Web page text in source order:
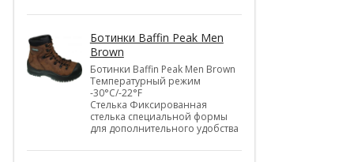
Ботинки Baffin Peak Men
Brown
Ботинки Baffin Peak Men Brown
Температурный режим
-30°С/-22°F
Стелька Фиксированная
стелька специальной формы
для дополнительного удобства